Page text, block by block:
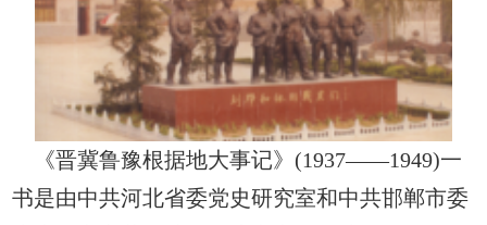
《晋冀鲁豫根据地大事记》(1937——1949)一
书是由中共河北省委党史研究室和中共邯郸市委